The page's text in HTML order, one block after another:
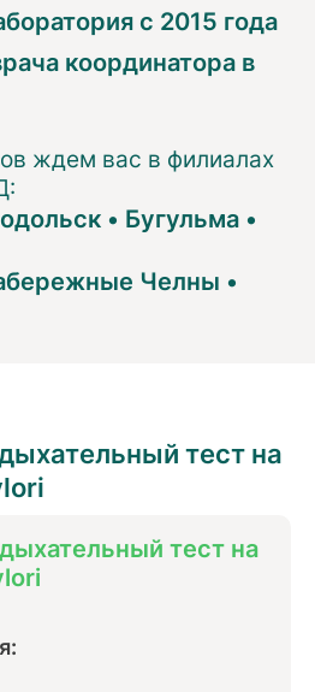
с 2015 года
координатора в
ждем вас в филиалах
• Бугульма •
Челны •
тест на
тест на